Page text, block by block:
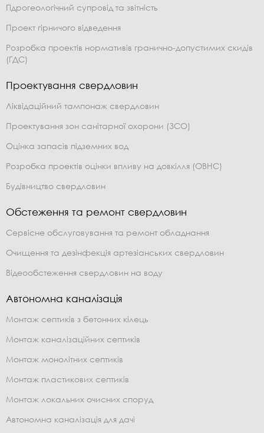
Гідрогеологічний супровід та звітність
Проект гірничого відведення
Розробка проектів нормативів гранично-допустимих скидів
(ГДС)
Проектування свердловин
Ліквідаційний тампонаж свердловин
Проектування зон санітарної охорони (ЗСО)
Оцінка запасів підземних вод
Розробка проектів оцінки впливу на довкілля (ОВНС)
Будівництво свердловин
Обстеження та ремонт свердловин
Сервісне обслуговування та ремонт обладнання
Очищення та дезінфекція артезіанських свердловин
Відеообстеження свердловин на воду
Автономна каналізація
Монтаж септиків з бетонних кілець
Монтаж каналізаційних септиків
Монтаж монолітних септиків
Монтаж пластикових септиків
Монтаж локальних очисних споруд
Автономна каналізація для дачі